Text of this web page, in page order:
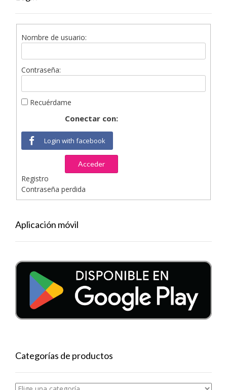
Nombre de usuario:
Contraseña:
Recuérdame
Conectar con:
Login with facebook
Acceder
Registro
Contraseña perdida
Aplicación móvil
Categorías de productos